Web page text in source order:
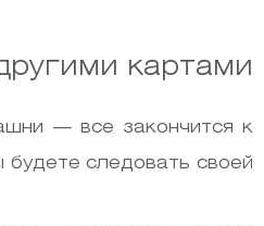
картами
— все закончится к
будете следовать своей